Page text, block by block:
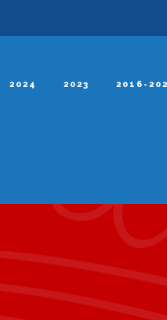
2024 2023 2016-